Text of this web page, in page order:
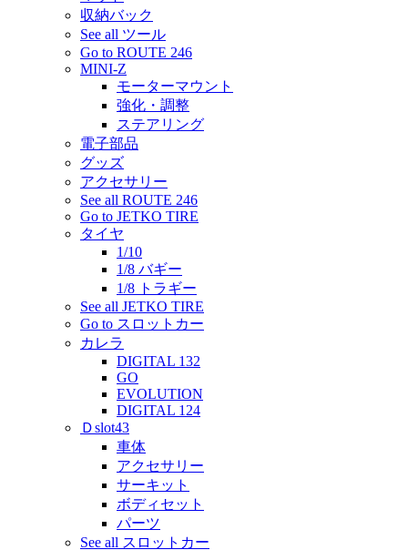
収納バック
See all ツール
Go to ROUTE 246
MINI-Z
モーターマウント
強化・調整
ステアリング
電子部品
グッズ
アクセサリー
See all ROUTE 246
Go to JETKO TIRE
タイヤ
1/10
1/8 バギー
1/8 トラギー
See all JETKO TIRE
Go to スロットカー
カレラ
DIGITAL 132
GO
EVOLUTION
DIGITAL 124
Ｄslot43
車体
アクセサリー
サーキット
ボディセット
パーツ
See all スロットカー